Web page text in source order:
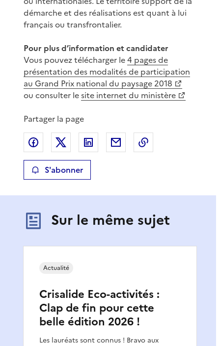
démarche et des réalisations est quant à lui
français ou transfrontalier.
Pour plus d’information et candidater
Vous pouvez télécharger le4 pages de
présentation des modalités de participation
au Grand Prix national du paysage 2018
ou consulter lesite internet du ministère
Partager la page
Partager sur Facebook
Partager sur XPartager sur LinkedIn
Partager par email
S'abonner
Sur le même sujet
Crisalide Eco-activités :
Clap de fin pour cette
belle édition 2026 !
Les lauréats sont connus ! Bravo aux
Actualité